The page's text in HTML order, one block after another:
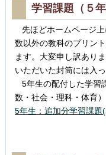
学習課題（５年
先ほどホームページ
数以外の教科のプリン
ます。大変申し訳あり
いただいた封筒には入
5年生の配付した学習
数・社会・理科・体育）
5年生：追加分学習課題